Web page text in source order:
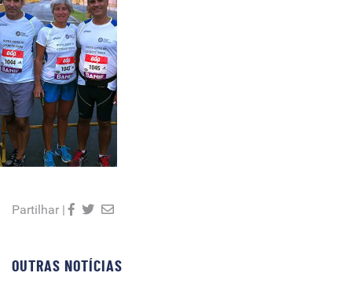
Partilhar |
OUTRAS NOTÍCIAS